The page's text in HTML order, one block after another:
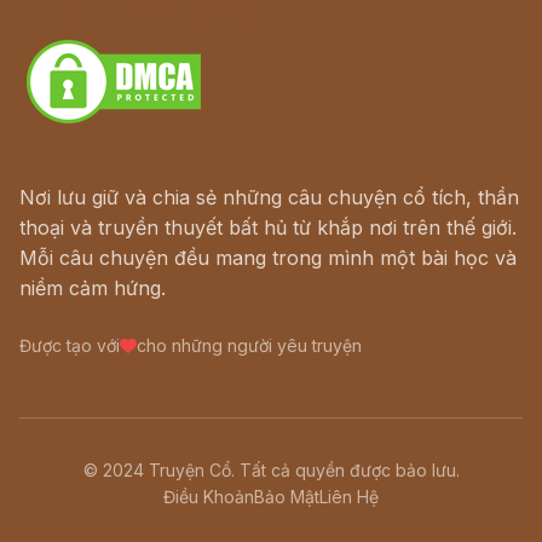
Nơi lưu giữ và chia sẻ những câu chuyện cổ tích, thần
thoại và truyền thuyết bất hủ từ khắp nơi trên thế giới.
Mỗi câu chuyện đều mang trong mình một bài học và
niềm cảm hứng.
Được tạo với cho những người yêu truyện
© 2024 Truyện Cổ. Tất cả quyền được bảo lưu.
Điều KhoảnBảo MậtLiên Hệ